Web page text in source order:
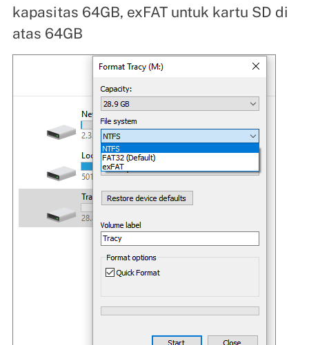
kapasitas 64GB, exFAT untuk kartu SD di
atas 64GB